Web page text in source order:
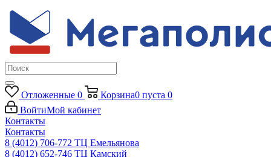
Отложенные 0 Корзина0 пуста 0
ВойтиМой кабинет
Контакты
Контакты
8 (4012) 706-772 ТЦ Емельянова
8 (4012) 652-746 ТЦ Камский